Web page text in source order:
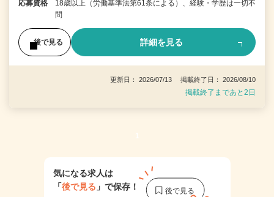
応募資格
18歳以上（労働基準法第61条による）、経験・学歴は一切不
問
後で見る 詳細を見る
更新日： 2026/07/13 掲載終了日： 2026/08/10
掲載終了まであと2日
1
気になる求人は
「後で見る 」で保存！